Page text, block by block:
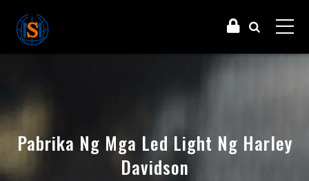
Pabrika Ng Mga Led Light Ng Harley
Davidson